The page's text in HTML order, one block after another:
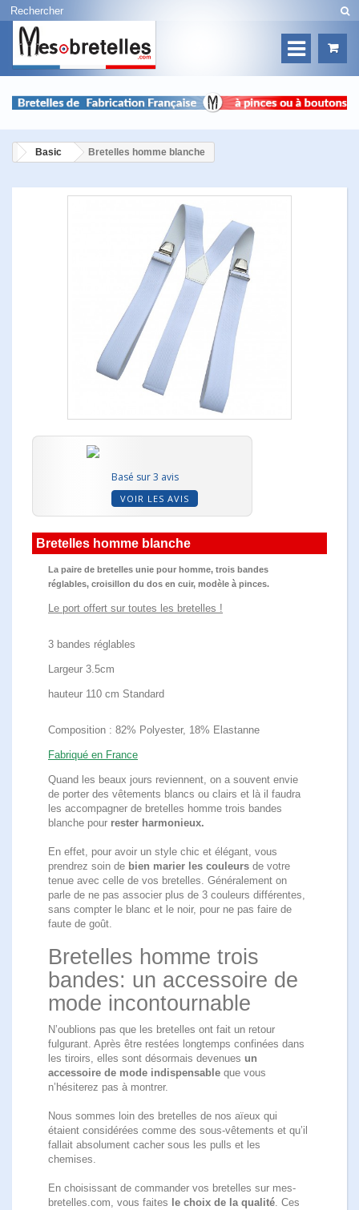
Basic Bretelles homme blanche
Basé sur 3 avis
VOIR LES AVIS
Bretelles homme blanche
La paire de bretelles unie pour homme, trois bandes
réglables, croisillon du dos en cuir, modèle à pinces.
Le port offert sur toutes les bretelles !
3 bandes réglables
Largeur 3.5cm
hauteur 110 cm Standard
Composition : 82% Polyester, 18% Elastanne
Fabriqué en France
Quand les beaux jours reviennent, on a souvent envie
de porter des vêtements blancs ou clairs et là il faudra
les accompagner de bretelles homme trois bandes
blanche pour rester harmonieux.
En effet, pour avoir un style chic et élégant, vous
prendrez soin de bien marier les couleurs de votre
tenue avec celle de vos bretelles. Généralement on
parle de ne pas associer plus de 3 couleurs différentes,
sans compter le blanc et le noir, pour ne pas faire de
faute de goût.
Bretelles homme trois
bandes: un accessoire de
mode incontournable
N’oublions pas que les bretelles ont fait un retour
fulgurant. Après être restées longtemps confinées dans
les tiroirs, elles sont désormais devenues un
accessoire de mode indispensable que vous
n’hésiterez pas à montrer.
Nous sommes loin des bretelles de nos aïeux qui
étaient considérées comme des sous-vêtements et qu’il
fallait absolument cacher sous les pulls et les
chemises.
En choisissant de commander vos bretelles sur mes-
bretelles.com, vous faites le choix de la qualité. Ces